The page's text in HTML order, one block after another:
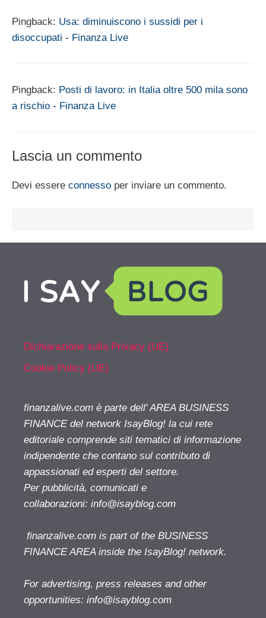
Pingback: Usa: diminuiscono i sussidi per i
disoccupati - Finanza Live
Pingback: Posti di lavoro: in Italia oltre 500 mila sono
a rischio - Finanza Live
Lascia un commento
Devi essere connesso per inviare un commento.
Dichiarazione sulla Privacy (UE)
Cookie Policy (UE)
finanzalive.com è parte dell' AREA BUSINESS
FINANCE del network IsayBlog! la cui rete
editoriale comprende siti tematici di informazione
indipendente che contano sul contributo di
appassionati ed esperti del settore.
Per pubblicità, comunicati e
collaborazioni: info@isayblog.com
finanzalive.com is part of the BUSINESS
FINANCE AREA inside the IsayBlog! network.
For advertising, press releases and other
opportunities: info@isayblog.com